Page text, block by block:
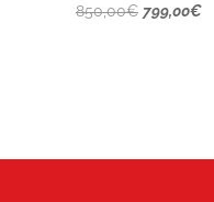
850,00€ El
799,00€El